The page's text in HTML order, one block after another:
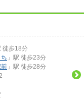
徒歩18分
」駅 徒歩23分
」駅 徒歩28分